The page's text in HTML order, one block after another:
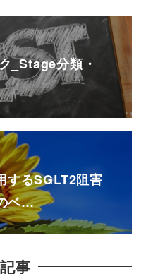
_Stage分類・
するSGLT2阻害
ベ…
事